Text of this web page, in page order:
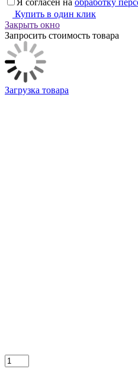
Я согласен на обработку
Купить в один клик
Закрыть окно
Запросить стоимость товара
Загрузка товара